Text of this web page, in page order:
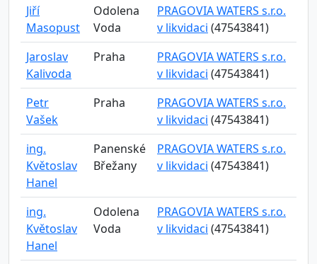
Jiří
Masopust
Odolena
Voda
PRAGOVIA WATERS s.r.o.
v likvidaci (47543841)
Jaroslav
Kalivoda
Praha
PRAGOVIA WATERS s.r.o.
v likvidaci (47543841)
Petr
Vašek
Praha
PRAGOVIA WATERS s.r.o.
v likvidaci (47543841)
ing.
Květoslav
Hanel
Panenské
Břežany
PRAGOVIA WATERS s.r.o.
v likvidaci (47543841)
ing.
Květoslav
Hanel
Odolena
Voda
PRAGOVIA WATERS s.r.o.
v likvidaci (47543841)